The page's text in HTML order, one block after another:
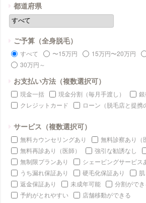
都道府県
ご予算（全身脱毛）
すべて 〜15万円 15万円〜20万円
30万円～
お支払い方法（複数選択可）
現金一括 現金分割（毎月手渡し）
クレジットカード
ローン（脱毛店と提携
サービス（複数選択可）
無料カウンセリングあり
無料診察あり（
無料再診あり（医師）
強引な勧誘なし
無制限プランあり
シェービングサービス
うち漏れ保証あり
硬毛化保証あり
返金保証あり
未成年可能 分割ができ
予約がとれやすい
店舗移動ができる